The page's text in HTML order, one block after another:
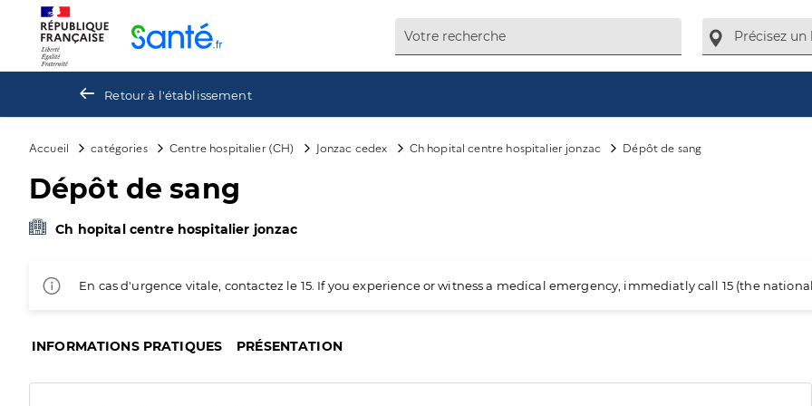
Retour à l'établissement
Accueil catégories Centre hospitalier (CH) Jonzac cedex Ch hopital centre hospitalier jonzac Dépôt de sang
Dépôt de sang
Ch hopital centre hospitalier jonzac
En cas d'urgence vitale, contactez le 15. If you experience or witness a medical emergency, immediatly call 15 (the
INFORMATIONS PRATIQUES PRÉSENTATION
Panneau de gestion des cookies